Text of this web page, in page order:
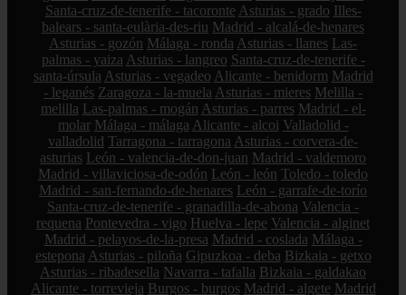
Santa-cruz-de-tenerife - tacoronte Asturias - grado Illes-
balears - santa-eulària-des-riu Madrid - alcalá-de-henares
Asturias - gozón Málaga - ronda Asturias - llanes Las-
palmas - yaiza Asturias - langreo Santa-cruz-de-tenerife -
santa-úrsula Asturias - vegadeo Alicante - benidorm Madrid
- leganés Zaragoza - la-muela Asturias - mieres Melilla -
melilla Las-palmas - mogán Asturias - parres Madrid - el-
molar Málaga - málaga Alicante - alcoi Valladolid -
valladolid Tarragona - tarragona Asturias - corvera-de-
asturias León - valencia-de-don-juan Madrid - valdemoro
Madrid - villaviciosa-de-odón León - león Toledo - toledo
Madrid - san-fernando-de-henares León - garrafe-de-torío
Santa-cruz-de-tenerife - granadilla-de-abona Valencia -
requena Pontevedra - vigo Huelva - lepe Valencia - alginet
Madrid - pelayos-de-la-presa Madrid - coslada Málaga -
estepona Asturias - piloña Gipuzkoa - deba Bizkaia - getxo
Asturias - ribadesella Navarra - tafalla Bizkaia - galdakao
Alicante - torrevieja Burgos - burgos Madrid - algete Madrid